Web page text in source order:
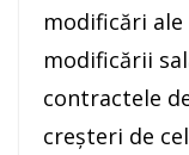
modificări
modificării
contractele
creşteri de